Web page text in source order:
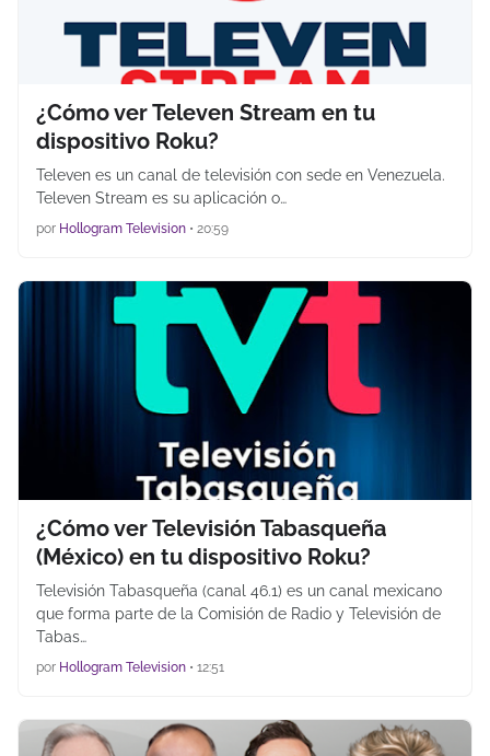
¿Cómo ver Televen Stream en tu
dispositivo Roku?
Televen es un canal de televisión con sede en Venezuela.
Televen Stream es su aplicación o…
por Hollogram Television • 20:59
¿Cómo ver Televisión Tabasqueña
(México) en tu dispositivo Roku?
Televisión Tabasqueña (canal 46.1) es un canal mexicano
que forma parte de la Comisión de Radio y Televisión de
Tabas…
por Hollogram Television • 12:51